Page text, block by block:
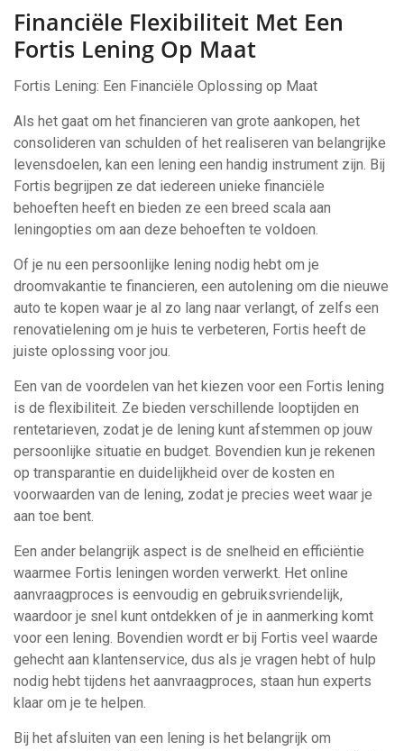
Financiële Flexibiliteit Met Een
Fortis Lening Op Maat
Fortis Lening: Een Financiële Oplossing op Maat
Als het gaat om het financieren van grote aankopen, het
consolideren van schulden of het realiseren van belangrijke
levensdoelen, kan een lening een handig instrument zijn. Bij
Fortis begrijpen ze dat iedereen unieke financiële
behoeften heeft en bieden ze een breed scala aan
leningopties om aan deze behoeften te voldoen.
Of je nu een persoonlijke lening nodig hebt om je
droomvakantie te financieren, een autolening om die nieuwe
auto te kopen waar je al zo lang naar verlangt, of zelfs een
renovatielening om je huis te verbeteren, Fortis heeft de
juiste oplossing voor jou.
Een van de voordelen van het kiezen voor een Fortis lening
is de flexibiliteit. Ze bieden verschillende looptijden en
rentetarieven, zodat je de lening kunt afstemmen op jouw
persoonlijke situatie en budget. Bovendien kun je rekenen
op transparantie en duidelijkheid over de kosten en
voorwaarden van de lening, zodat je precies weet waar je
aan toe bent.
Een ander belangrijk aspect is de snelheid en efficiëntie
waarmee Fortis leningen worden verwerkt. Het online
aanvraagproces is eenvoudig en gebruiksvriendelijk,
waardoor je snel kunt ontdekken of je in aanmerking komt
voor een lening. Bovendien wordt er bij Fortis veel waarde
gehecht aan klantenservice, dus als je vragen hebt of hulp
nodig hebt tijdens het aanvraagproces, staan hun experts
klaar om je te helpen.
Bij het afsluiten van een lening is het belangrijk om